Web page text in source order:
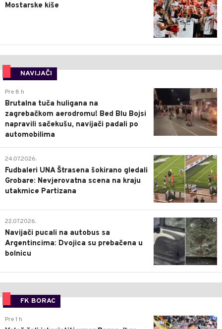
Mostarske kiše
NAVIJAČI
0
Pre 8 h
Brutalna tuča huligana na
zagrebačkom aerodromu! Bed Blu Bojsi
napravili sačekušu, navijači padali po
automobilima
0
24.07.2026.
Fudbaleri UNA Štrasena šokirano gledali
Grobare: Nevjerovatna scena na kraju
utakmice Partizana
0
22.07.2026.
Navijači pucali na autobus sa
Argentincima: Dvojica su prebačena u
bolnicu
FK BORAC
0
Pre 1 h